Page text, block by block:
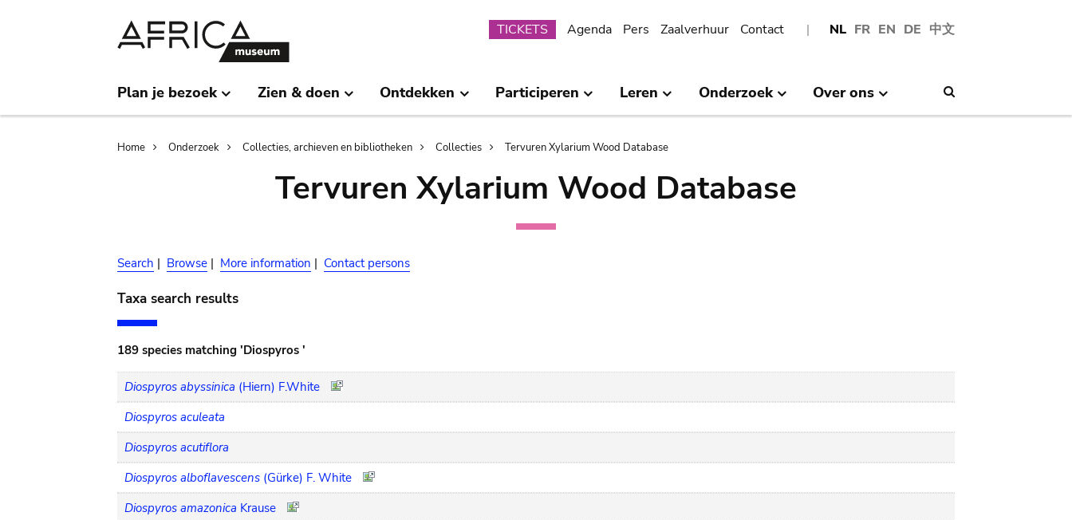
NL FR EN DE 中文
Submenu
TICKETS Agenda Pers Zaalverhuur Contact
Plan je bezoek Zien & doen Ontdekken Participeren Leren Onderzoek Over ons
Breadcrumb
Home Onderzoek Collecties, archieven en bibliotheken Collecties Tervuren Xylarium Wood Database
Tervuren Xylarium Wood Database
Search | Browse | More information | Contact persons
Taxa search results
189 species matching 'Diospyros '
Diospyros abyssinica (Hiern) F.White
Diospyros aculeata
Diospyros acutiflora
Diospyros alboflavescens (Gürke) F. White
Diospyros amazonica Krause